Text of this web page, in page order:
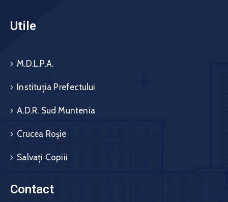
Utile
M.D.L.P.A.
Instituția Prefectului
A.D.R. Sud Muntenia
Crucea Roșie
Salvați Copiii
Contact